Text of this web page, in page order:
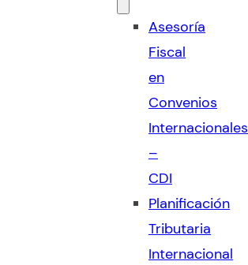
Asesoría
Fiscal
en
Convenios
Internacionales
–
CDI
Planificación
Tributaria
Internacional